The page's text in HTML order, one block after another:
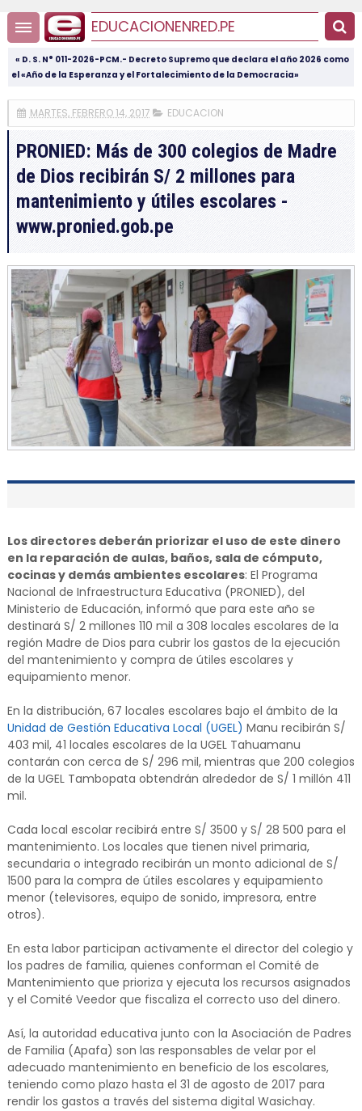
EDUCACIONENRED.PE
« D. S. N° 011-2026-PCM.- Decreto Supremo que declara el año 2026 como
el «Año de la Esperanza y el Fortalecimiento de la Democracia»
MARTES, FEBRERO 14, 2017 EDUCACION
PRONIED: Más de 300 colegios de Madre
de Dios recibirán S/ 2 millones para
mantenimiento y útiles escolares -
www.pronied.gob.pe
Los directores deberán priorizar el uso de este dinero
en la reparación de aulas, baños, sala de cómputo,
cocinas y demás ambientes escolares: El Programa
Nacional de Infraestructura Educativa (PRONIED), del
Ministerio de Educación, informó que para este año se
destinará S/ 2 millones 110 mil a 308 locales escolares de la
región Madre de Dios para cubrir los gastos de la ejecución
del mantenimiento y compra de útiles escolares y
equipamiento menor.
En la distribución, 67 locales escolares bajo el ámbito de la
Unidad de Gestión Educativa Local (UGEL) Manu recibirán S/
403 mil, 41 locales escolares de la UGEL Tahuamanu
contarán con cerca de S/ 296 mil, mientras que 200 colegios
de la UGEL Tambopata obtendrán alrededor de S/ 1 millón 411
mil.
Cada local escolar recibirá entre S/ 3500 y S/ 28 500 para el
mantenimiento. Los locales que tienen nivel primaria,
secundaria o integrado recibirán un monto adicional de S/
1500 para la compra de útiles escolares y equipamiento
menor (televisores, equipo de sonido, impresora, entre
otros).
En esta labor participan activamente el director del colegio y
los padres de familia, quienes conforman el Comité de
Mantenimiento que prioriza y ejecuta los recursos asignados
y el Comité Veedor que fiscaliza el correcto uso del dinero.
Así, la autoridad educativa junto con la Asociación de Padres
de Familia (Apafa) son las responsables de velar por el
adecuado mantenimiento en beneficio de los escolares,
teniendo como plazo hasta el 31 de agosto de 2017 para
rendir los gastos a través del sistema digital Wasichay.